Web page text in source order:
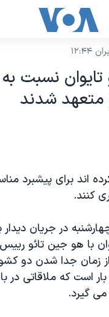
نسبت
متعهد شدند
اند برای پيشبرد
کنند.
در جريان
با هو جين تائو
زمان جدا شدن دو
بار است که ملاقاتی در
گيرد.